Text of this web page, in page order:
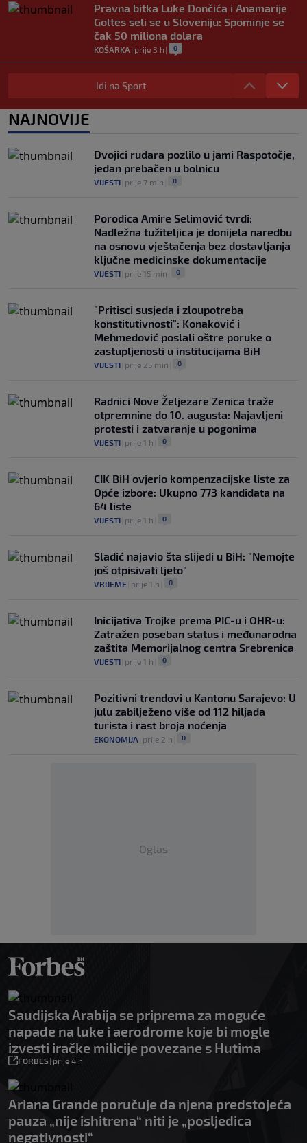
Pravna bitka Luke Dončića i Anamarije
Goltes seli se u Sloveniju: Spominje se
čak 50 miliona dolara
KOŠARKA | prije 3 h | 0
Danas počinje nova sezona šampionata
BiH: Željezničar protiv novajlije na
NOGOMET|prije 4 h| 0
saveza, ali i jednu kritiku
NOGOMET |prije 4 h | 0
Idi na Sport
NAJNOVIJE
Dvojici rudara pozlilo u jami Raspotočje,
jedan prebačen u bolnicu
VIJESTI prije 7 min 0
Porodica Amire Selimović tvrdi:
Nadležna tužiteljica je donijela naredbu
na osnovu vještačenja bez dostavljanja
ključne medicinske dokumentacije
VIJESTI prije 15 min 0
"Pritisci susjeda i zloupotreba
konstitutivnosti": Konaković i
Mehmedović poslali oštre poruke o
zastupljenosti u institucijama BiH
VIJESTI prije 25 min 0
Radnici Nove Željezare Zenica traže
otpremnine do 10. augusta: Najavljeni
protesti i zatvaranje u pogonima
VIJESTI prije 1 h 0
CIK BiH ovjerio kompenzacijske liste za
Opće izbore: Ukupno 773 kandidata na
64 liste
VIJESTI prije 1 h 0
Sladić najavio šta slijedi u BiH: "Nemojte
još otpisivati ljeto"
VRIJEME prije 1 h 0
Inicijativa Trojke prema PIC-u i OHR-u:
Zatražen poseban status i međunarodna
zaštita Memorijalnog centra Srebrenica
VIJESTI prije 1 h 0
Pozitivni trendovi u Kantonu Sarajevo: U
julu zabilježeno više od 112 hiljada
turista i rast broja noćenja
EKONOMIJA prije 2 h 0
Oglas
Saudijska Arabija se priprema za moguće
napade na luke i aerodrome koje bi mogle
izvesti iračke milicije povezane s Hutima
FORBES| prije 4 h
Ariana Grande poručuje da njena predstojeća
pauza „nije ishitrena“ niti je „posljedica
negativnosti“